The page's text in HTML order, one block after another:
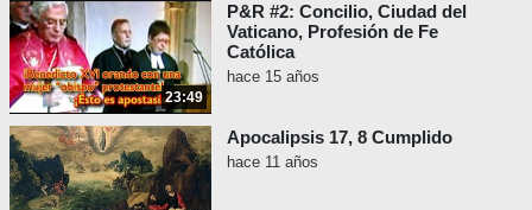
23:49
P&R #2: Concilio, Ciudad del
Vaticano, Profesión de Fe
Católica
hace 15 años
Apocalipsis 17, 8 Cumplido
hace 11 años